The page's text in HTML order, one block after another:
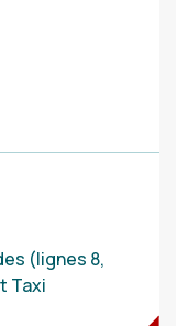
(lignes 8,
Taxi